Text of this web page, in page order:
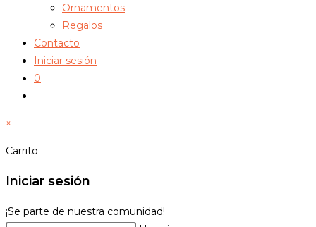
Ornamentos
Regalos
Contacto
Iniciar sesión
0
la
×
Carrito
Iniciar sesión
¡Se parte de nuestra comunidad!